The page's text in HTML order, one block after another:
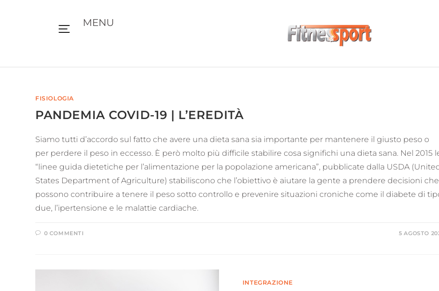
MENU
FISIOLOGIA
PANDEMIA COVID-19 | L’EREDITÀ
Siamo tutti d’accordo sul fatto che avere una dieta sana sia importante per mantenere il giusto peso o
per perdere il peso in eccesso. È però molto più difficile stabilire cosa significhi una dieta sana. Nel 2015
“linee guida dietetiche per l’alimentazione per la popolazione americana”, pubblicate dalla USDA
States Department of Agriculture) stabiliscono che l’obiettivo è aiutare la gente a prendere decisioni che
possono contribuire a tenere il peso sotto controllo e prevenire situazioni croniche come il diabete di
due, l’ipertensione e le malattie cardiache.
0 COMMENTI 5 AGOSTO
INTEGRAZIONE